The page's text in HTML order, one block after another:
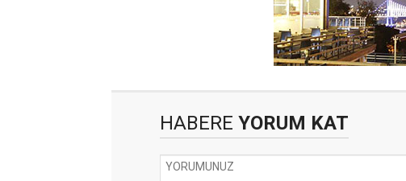
HABERE YORUM KAT